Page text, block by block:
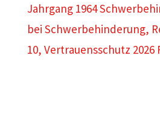
Jahrgang 1964
bei Schwerbehinderung,
10, Vertrauensschutz 2026